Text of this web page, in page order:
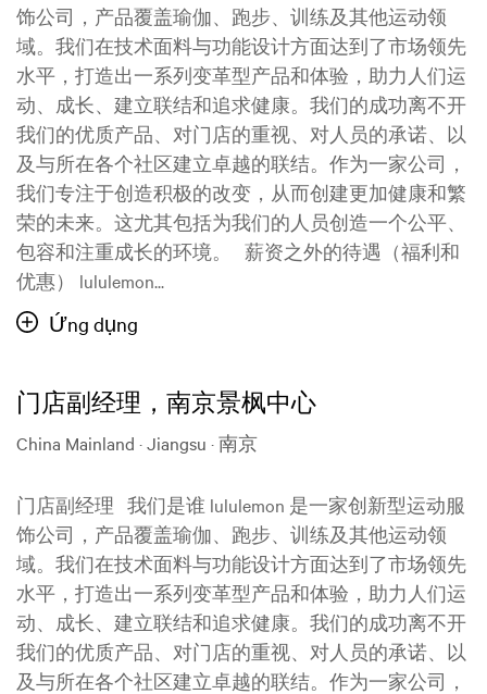
饰公司，产品覆盖瑜伽、跑步、训练及其他运动领
域。我们在技术面料与功能设计方面达到了市场领先
水平，打造出一系列变革型产品和体验，助力人们运
动、成长、建立联结和追求健康。我们的成功离不开
我们的优质产品、对门店的重视、对人员的承诺、以
及与所在各个社区建立卓越的联结。作为一家公司，
我们专注于创造积极的改变，从而创建更加健康和繁
荣的未来。这尤其包括为我们的人员创造一个公平、
包容和注重成长的环境。 薪资之外的待遇（福利和
优惠） lululemon...
Ứng dụng
门店副经理，南京景枫中心
China Mainland · Jiangsu · 南京
门店副经理 我们是谁 lululemon 是一家创新型运动服
饰公司，产品覆盖瑜伽、跑步、训练及其他运动领
域。我们在技术面料与功能设计方面达到了市场领先
水平，打造出一系列变革型产品和体验，助力人们运
动、成长、建立联结和追求健康。我们的成功离不开
我们的优质产品、对门店的重视、对人员的承诺、以
及与所在各个社区建立卓越的联结。作为一家公司，